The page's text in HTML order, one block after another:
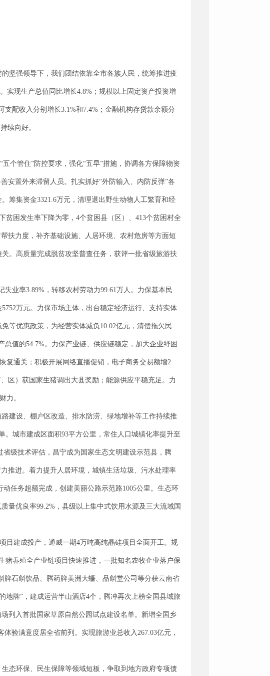
坚强领导下，我们团结依靠全市各族人民，统筹推进疫
实现生产总值同比增长4.8%；规模以上固定资产投资增
配收入分别增长3.1%和7.4%；金融机构存贷款余额分
续向好。
个管住”防控要求，强化“五早”措施，协调各方保障物资
安置外来滞留人员。扎实抓好“外防输入、内防反弹”各
筹集资金3321.6万元，清理退出野生动物人工繁育和经
贫困发生率下降为零，4个贫困县（区）、413个贫困村全
扶力度，补齐基础设施、人居环境、农村危房等方面短
。高质量完成脱贫攻坚普查任务，获评一批省级旅游扶
失业率3.89%，转移农村劳动力99.61万人。力保基本民
万元。力保市场主体，出台稳定经济运行、支持实体
等优惠政策，为经营实体减负10.02亿元，清偿拖欠民
值的54.7%。力保产业链、供应链稳定，加大企业纾困
复通关；积极开展网络直播促销，电子商务交易额增2
区）获国家生猪调出大县奖励；能源供应平稳充足。力
力。
建设、棚户区改造、排水防涝、绿地增补等工作持续推
城市建成区面积93平方公里，常住人口城镇化率提升至
级技术评估，昌宁成为国家生态文明建设示范县，腾
推进。着力提升人居环境，城镇生活垃圾、污水处理率
任务超额完成，创建美丽公路示范路1005公里。生态环
量优良率99.2%，县级以上集中式饮用水源及三大流域国
目建成投产，通威一期4万吨高纯晶硅项目全面开工。规
猪养殖全产业链项目快速推进，一批知名农牧企业落户保
牌石斛饮品、腾药牌美洲大蠊、品斛堂公司等分获云南省
地牌”，建成运营半山酒店4个，腾冲再次上榜全国县域旅
列入首批国家草原自然公园试点建设名单。新增全国乡
验满意度居全省前列。实现旅游业总收入267.03亿元，
态环保、民生保障等领域短板，争取到地方政府专项债